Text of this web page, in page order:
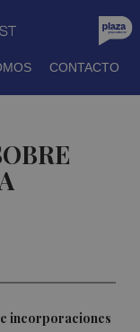
CONTACTO
incorporaciones